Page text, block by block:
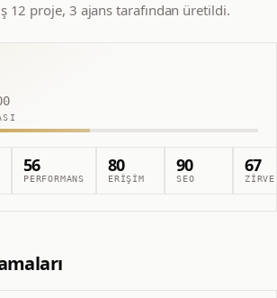
12 proje, 3 ajans tarafından üretildi.
56
PERFORMANS
80
ERIŞIM
90
SEO
67
ZIRVE